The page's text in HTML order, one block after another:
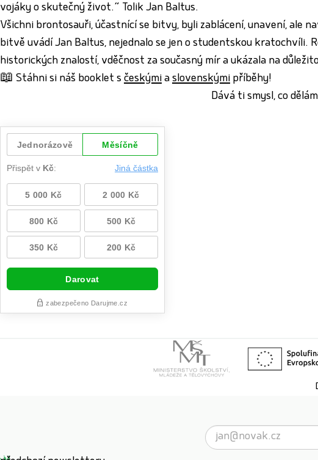
vojáky o skutečný život.“ Tolik Jan Baltus.
Všichni brontosauři, účastnící se bitvy, byli zablácení, unavení, ale
bitvě uvádí Jan Baltus, nejednalo se jen o studentskou
historických znalostí, vděčnost za současný mír a ukázala na
📖 Stáhni si náš booklet s českýmiaslovenskými příběhy!
Dává ti smysl, co